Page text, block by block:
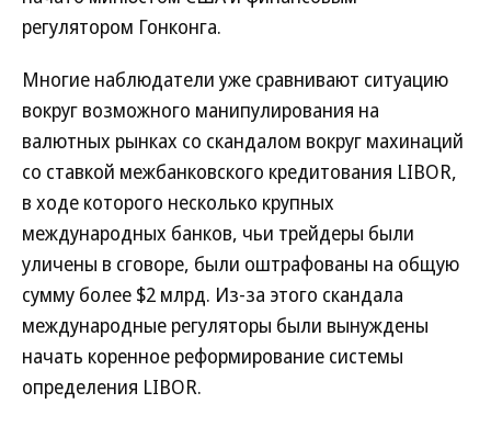
регулятором Гонконга.
Многие наблюдатели уже сравнивают ситуацию
вокруг возможного манипулирования на
валютных рынках со скандалом вокруг махинаций
со ставкой межбанковского кредитования LIBOR,
в ходе которого несколько крупных
международных банков, чьи трейдеры были
уличены в сговоре, были оштрафованы на общую
сумму более $2 млрд. Из-за этого скандала
международные регуляторы были вынуждены
начать коренное реформирование системы
определения LIBOR.